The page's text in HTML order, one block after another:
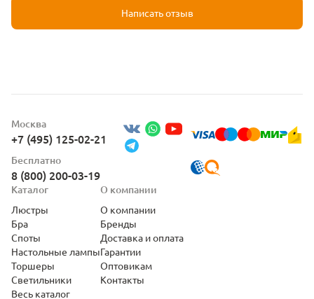
Написать отзыв
Москва
+7 (495) 125-02-21
Бесплатно
8 (800) 200-03-19
Каталог
Люстры
Бра
Споты
Настольные лампы
Торшеры
Светильники
Весь каталог
О компании
О компании
Бренды
Доставка и оплата
Гарантии
Оптовикам
Контакты